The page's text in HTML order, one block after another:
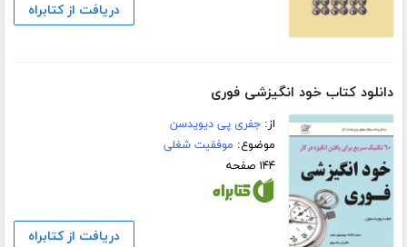
دریافت از کتابراه
دانلود کتاب خود انگیزشی فوری
از:جفری پی دیویدسن
موضوع: موفقیت شغلی
۱۴۴ صفحه
دریافت از کتابراه